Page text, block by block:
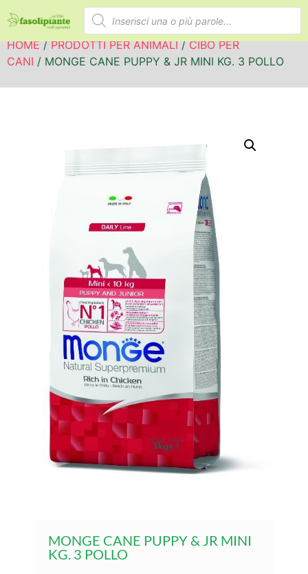
HOME/PRODOTTI PER ANIMALI/CIBO PER
CANI / MONGE CANE PUPPY & JR MINI KG. 3 POLLO
MONGE CANE PUPPY & JR MINI
KG. 3 POLLO